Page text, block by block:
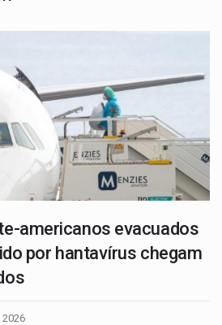
americanos evacuados
por hantavírus chegam
2026